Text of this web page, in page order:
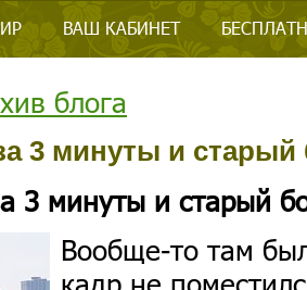
ВАШ КАБИНЕТ
блога
3 минуты и старый
3 минуты и старый
Вообще-то там